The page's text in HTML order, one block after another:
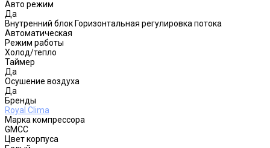
Авто режим
Да
Внутренний блок Горизонтальная регулировка потока
Автоматическая
Режим работы
Холод/тепло
Таймер
Да
Осушение воздуха
Да
Бренды
Royal Clima
Марка компрессора
GMCC
Цвет корпуса